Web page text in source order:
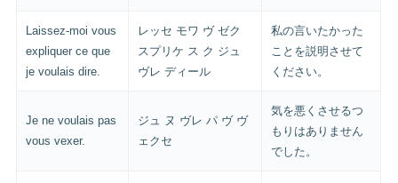
Laissez-moi vous
expliquer ce que
je voulais dire.
レッセ モワ ヴ ゼク
スプリケ ス ク ジュ
ヴレ ディール
私の言いたかった
ことを説明させて
ください。
Je ne voulais pas
vous vexer.
ジュ ヌ ヴレ パ ヴ ヴ
ェクセ
気を悪くさせるつ
もりはありません
でした。